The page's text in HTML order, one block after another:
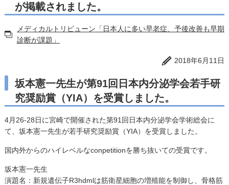
が掲載されました。
メディカルトリビューン「日本人に多い早老症、予後改善も早期
診断が課題」
2018年6月11日
坂本憲一先生が第91回日本内分泌学会若手研
究奨励賞（YIA）を受賞しました。
4月26-28日に宮崎で開催された第91回日本内分泌学会学術総会に
て、坂本憲一先生が若手研究奨励賞（YIA）を受賞しました。
国内外からのハイレベルなconpetitionを勝ち抜いての受賞です。
坂本憲一先生
演題名：新規遺伝子R3hdmlは筋衛星細胞の増殖能を制御し、骨格筋